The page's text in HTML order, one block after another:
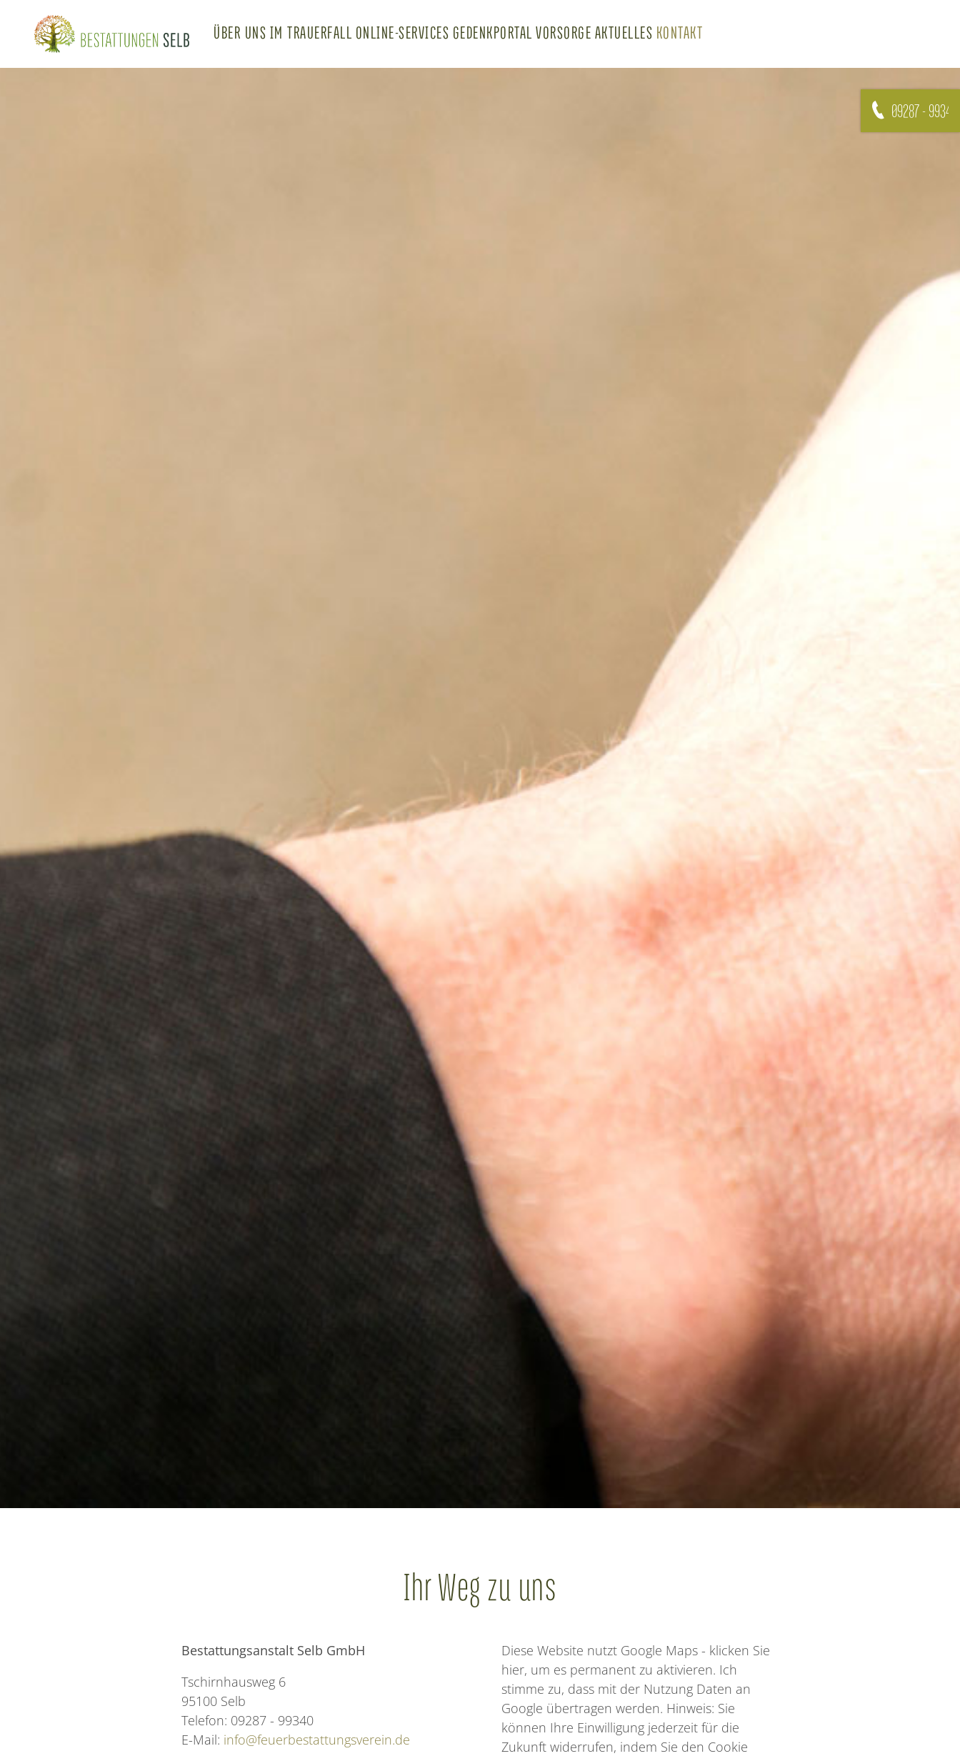
Ihr Weg zu uns
Bestattungsanstalt Selb GmbH
Tschirnhausweg 6
95100 Selb
Telefon: 09287 - 99340
E-Mail: info@feuerbestattungsverein.de
Diese Website nutzt Google Maps - klicken Sie
hier, um es permanent zu aktivieren. Ich
stimme zu, dass mit der Nutzung Daten an
Google übertragen werden. Hinweis: Sie
können Ihre Einwilligung jederzeit für die
Zukunft widerrufen, indem Sie den Cookie
Navigation überspringen
ÜBER UNS IM TRAUERFALL ONLINE-SERVICES GEDENKPORTAL VORSORGE AKTUELLES KONTAKT